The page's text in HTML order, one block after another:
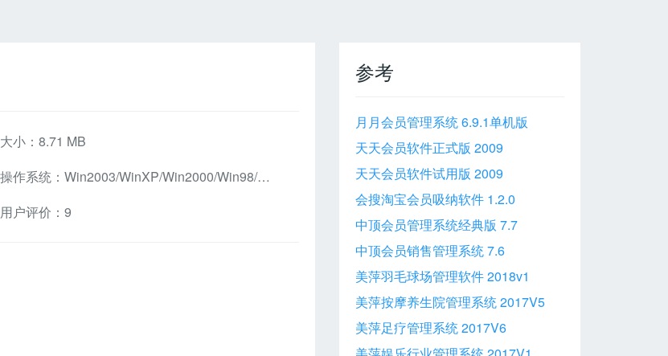
大小：8.71 MB
操作系统：Win2003/WinXP/Win2000/Win98/WinMe兼容软件
用户评价：9
参考
月月会员管理系统 6.9.1单机版
天天会员软件正式版 2009
天天会员软件试用版 2009
会搜淘宝会员吸纳软件 1.2.0
中顶会员管理系统经典版 7.7
中顶会员销售管理系统 7.6
美萍羽毛球场管理软件 2018v1
美萍按摩养生院管理系统 2017V5
美萍足疗管理系统 2017V6